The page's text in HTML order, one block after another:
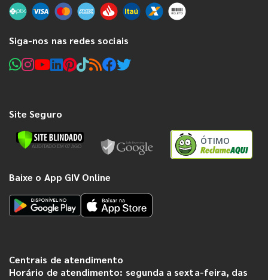
Siga-nos nas redes sociais
Site Seguro
ÓTIMO
Baixe o App GIV Online
Centrais de atendimento
Horário de atendimento: segunda a sexta-feira, das